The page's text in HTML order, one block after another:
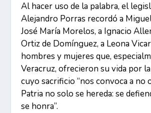
Al hacer uso de la palabra, el
Alejandro Porras recordó a
José María Morelos, a Ignacio
Ortiz de Domínguez, a Leona
hombres y mujeres que,
Veracruz, ofrecieron su vida por
cuyo sacrificio “nos convoca a no
Patria no solo se hereda: se
se honra”.